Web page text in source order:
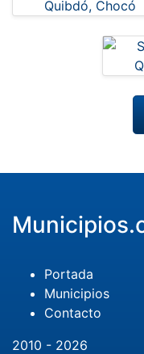
Portada
Municipios
Contacto
2010 - 2026